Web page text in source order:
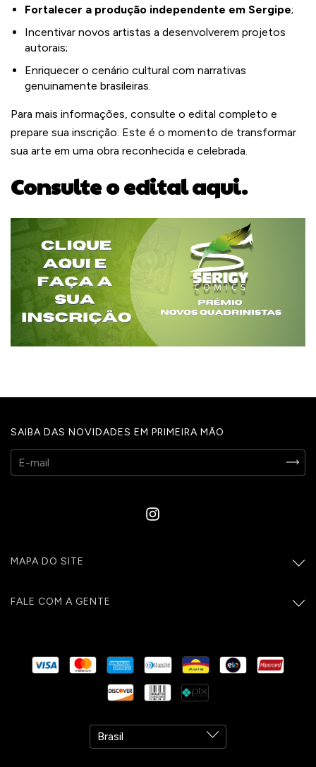
Fortalecer a produção independente em Sergipe;
Incentivar novos artistas a desenvolverem projetos
autorais;
Enriquecer o cenário cultural com narrativas
genuinamente brasileiras.
Para mais informações, consulte o edital completo e
prepare sua inscrição. Este é o momento de transformar
sua arte em uma obra reconhecida e celebrada.
Consulte o edital aqui.
SAIBA DAS NOVIDADES EM PRIMEIRA MÃO
MAPA DO SITE
FALE COM A GENTE